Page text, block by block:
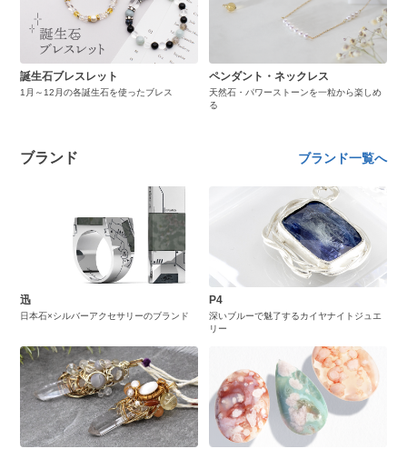
誕生石ブレスレット
1月～12月の各誕生石を使ったブレス
ペンダント・ネックレス
天然石・パワーストーンを一粒から楽しめ
る
ブランド ブランド一覧へ
迅
日本石×シルバーアクセサリーのブランド
P4
深いブルーで魅了するカイヤナイトジュエ
リー